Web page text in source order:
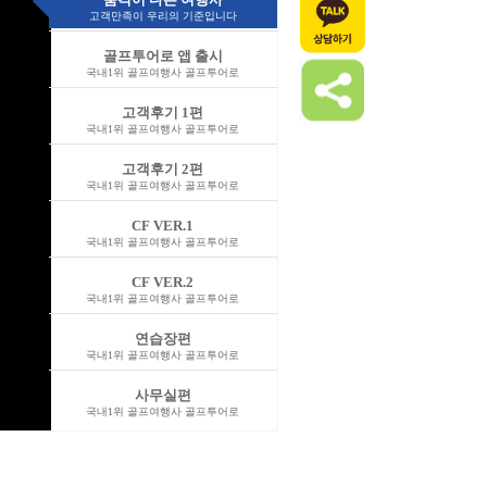
고객만족이 우리의 기준입니다
골프투어로 앱 출시
국내1위 골프여행사 골프투어로
고객후기 1편
국내1위 골프여행사 골프투어로
고객후기 2편
국내1위 골프여행사 골프투어로
CF VER.1
국내1위 골프여행사 골프투어로
CF VER.2
국내1위 골프여행사 골프투어로
연습장편
국내1위 골프여행사 골프투어로
사무실편
국내1위 골프여행사 골프투어로